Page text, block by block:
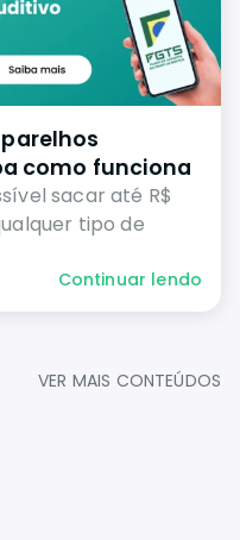
como funciona
sacar até R$
tipo de
Continuar lendo
VER MAIS CONTEÚDOS